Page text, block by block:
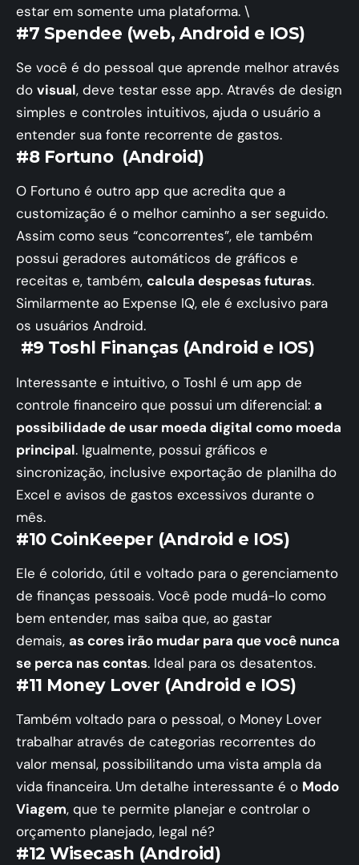
estar em somente uma plataforma. \
#7 Spendee (web, Android e IOS)
Se você é do pessoal que aprende melhor através
do visual, deve testar esse app. Através de design
simples e controles intuitivos, ajuda o usuário a
entender sua fonte recorrente de gastos.
#8 Fortuno (Android)
O Fortuno é outro app que acredita que a
customização é o melhor caminho a ser seguido.
Assim como seus “concorrentes”, ele também
possui geradores automáticos de gráficos e
receitas e, também, calcula despesas futuras.
Similarmente ao Expense IQ, ele é exclusivo para
os usuários Android.
#9 Toshl Finanças (Android e IOS)
Interessante e intuitivo, o Toshl é um app de
controle financeiro que possui um diferencial: a
possibilidade de usar moeda digital como moeda
principal. Igualmente, possui gráficos e
sincronização, inclusive exportação de planilha do
Excel e avisos de gastos excessivos durante o
mês.
#10 CoinKeeper (Android e IOS)
Ele é colorido, útil e voltado para o gerenciamento
de finanças pessoais. Você pode mudá-lo como
bem entender, mas saiba que, ao gastar
demais, as cores irão mudar para que você nunca
se perca nas contas. Ideal para os desatentos.
#11 Money Lover (Android e IOS)
Também voltado para o pessoal, o Money Lover
trabalhar através de categorias recorrentes do
valor mensal, possibilitando uma vista ampla da
vida financeira. Um detalhe interessante é o Modo
Viagem, que te permite planejar e controlar o
orçamento planejado, legal né?
#12 Wisecash (Android)